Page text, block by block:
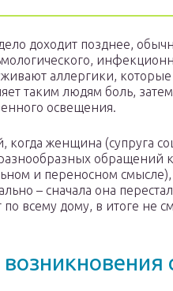
доходит позднее,
аллергики,
таким людям боль,
освещения.
когда женщина (супруга
обращений
и переносном
– сначала она
всему дому, в итоге не